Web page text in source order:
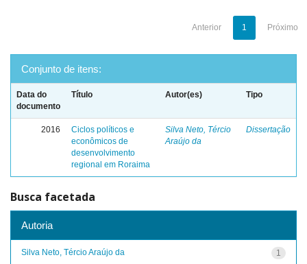
Anterior 1 Próximo
Conjunto de itens:
Data do
documento
Título Autor(es) Tipo
2016
Ciclos políticos e
econômicos de
desenvolvimento
regional em Roraima
Silva Neto, Tércio
Araújo da
Dissertação
Busca facetada
Autoria
1
Silva Neto, Tércio Araújo da